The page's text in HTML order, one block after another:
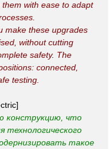
with ease to adapt
make these upgrades
without cutting
safety. The
connected,
testing.
конструкцию, что
технологического
такое